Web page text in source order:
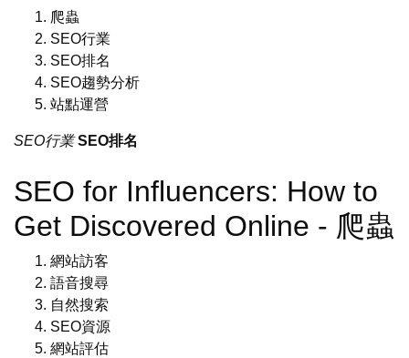
爬蟲
SEO行業
SEO排名
SEO趨勢分析
站點運營
SEO行業 SEO排名
SEO for Influencers: How to
Get Discovered Online - 爬蟲
網站訪客
語音搜尋
自然搜索
SEO資源
網站評估